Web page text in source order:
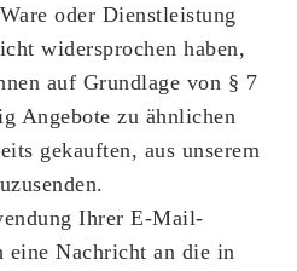
oder Dienstleistung
widersprochen haben,
auf Grundlage von § 7
Angebote zu ähnlichen
gekauften, aus unserem
Ihrer E-Mail-
eine Nachricht an die in